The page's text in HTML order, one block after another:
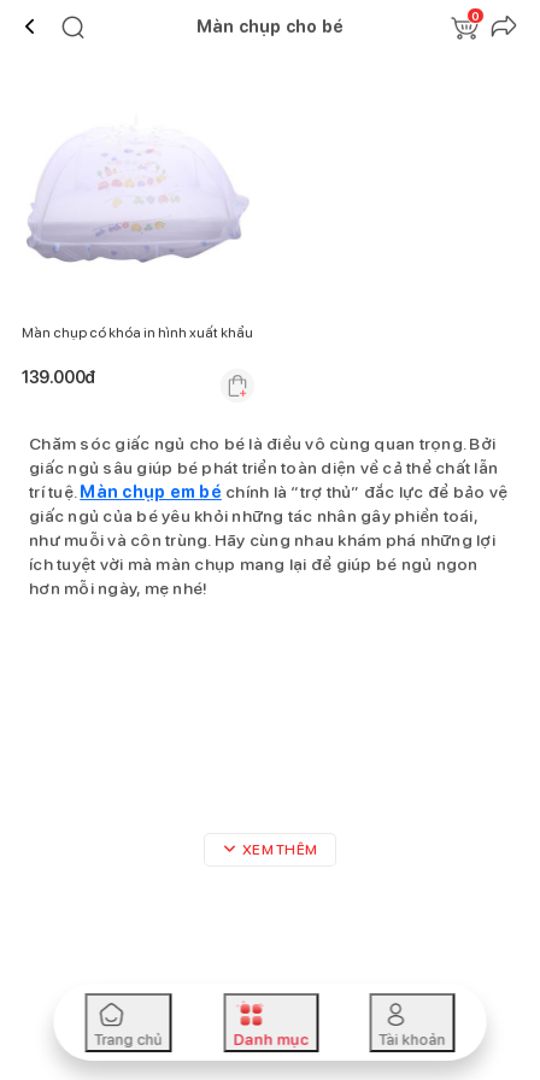
Màn chụp cho bé
0
Màn chụp có khóa in hình xuất khẩu
139.000đ
Chăm sóc giấc ngủ cho bé là điều vô cùng quan trọng. Bởi
giấc ngủ sâu giúp bé phát triển toàn diện về cả thể chất lẫn
trí tuệ. Màn chụp em bé chính là “trợ thủ” đắc lực để bảo vệ
giấc ngủ của bé yêu khỏi những tác nhân gây phiền toái,
như muỗi và côn trùng. Hãy cùng nhau khám phá những lợi
ích tuyệt vời mà màn chụp mang lại để giúp bé ngủ ngon
hơn mỗi ngày, mẹ nhé!
XEM THÊM
Trang chủ Danh mục Tài khoản